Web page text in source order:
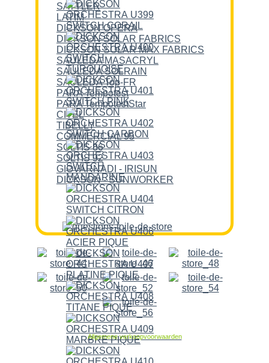
SATTLER
LATIM
DICKSON OPERA
DICKSON SOLAR FABRICS
DICKSON SOLAR MAX FABRICS
SAULEDA MASACRYL
SAULEDA SOLRAIN
SAULEDA Top-FR
PARA Tempotest
PARA TempotestStar
CITEL
TIBELLY
COMMERCIAL 95
SOLTIS 86
SOLTIS 92
GIOVARNADI - IRISUN
DICKSON - SUNWORKER
Allgemene verkoopvoorwaarden